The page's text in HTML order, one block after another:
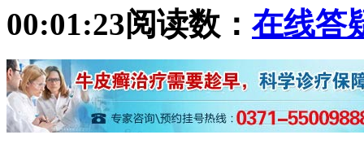
00:01:23阅读数： 在线答